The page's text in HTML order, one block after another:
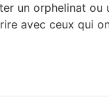
un orphelinat
avec ceux qui